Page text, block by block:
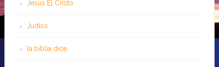
Jesús El Cristo
Judíos
la biblia dice